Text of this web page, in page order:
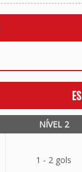
NÍVEL 2
1 - 2 gols